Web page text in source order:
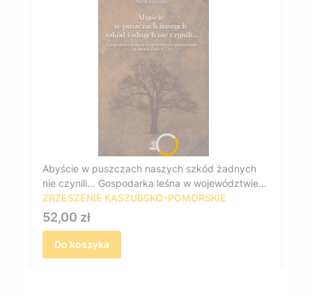
Abyście w puszczach naszych szkód żadnych
nie czynili… Gospodarka leśna w województwie
pomorskim w latach 1565-1772
ZRZESZENIE KASZUBSKO-POMORSKIE
Cena
52,00 zł
Do koszyka